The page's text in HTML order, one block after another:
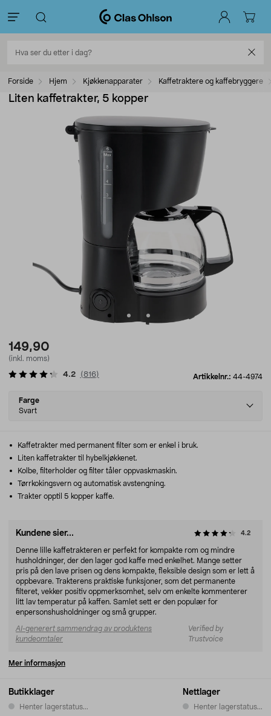
Forside Hjem Kjøkkenapparater Kaffetraktere og kaffebryggere
Liten kaffetrakter, 5 kopper
149,90
(inkl. moms)
Artikkelnr.: 44-4974
4.2 (816)
Select
variant
Farge
Svart
Butikklager
Henter lagerstatus...
Nettlager
Henter lagerstatus...
Kaffetrakter med permanent filter som er enkel i bruk.
Liten kaffetrakter til hybelkjøkkenet.
Kolbe, filterholder og filter tåler oppvaskmaskin.
Tørrkokingsvern og automatisk avstengning.
Trakter opptil 5 kopper kaffe.
Kundene sier... 4.2
Denne lille kaffetrakteren er perfekt for kompakte rom og mindre
husholdninger, der den lager god kaffe med enkelhet. Mange setter
pris på den lave prisen og dens kompakte, fleksible design som er lett å
oppbevare. Trakterens praktiske funksjoner, som det permanente
filteret, vekker positiv oppmerksomhet, selv om enkelte kommenterer
litt lav temperatur på kaffen. Samlet sett er den populær for
enpersonshusholdninger og små grupper.
AI-generert sammendrag av produktens
kundeomtaler
Verified by
Trustvoice
Mer informasjon